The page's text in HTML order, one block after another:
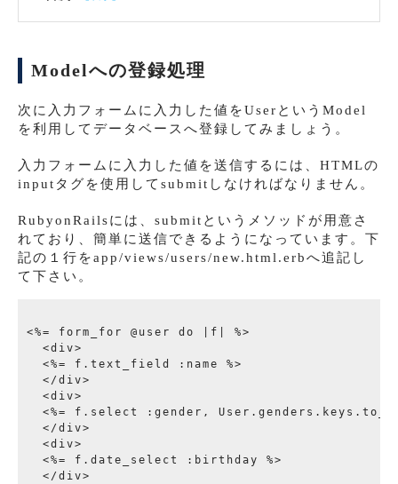
Modelへの登録処理
次に入力フォームに入力した値をUserというModel
を利用してデータベースへ登録してみましょう。
入力フォームに入力した値を送信するには、HTMLの
inputタグを使用してsubmitしなければなりません。
RubyonRailsには、submitというメソッドが用意さ
れており、簡単に送信できるようになっています。下
記の１行をapp/views/users/new.html.erbへ追記し
て下さい。
<%= form_for @user do |f| %>
  <div>
  <%= f.text_field :name %>
  </div>
  <div>
<%= f.select :gender, User.genders.keys.to_a
  </div>
  <div>
  <%= f.date_select :birthday %>
  </div>